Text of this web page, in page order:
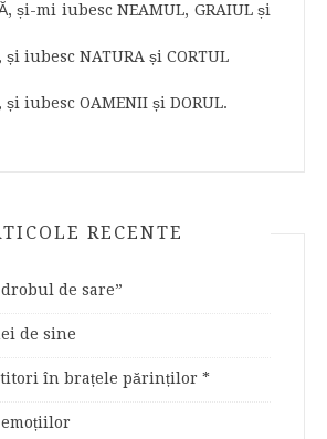
și-mi iubesc NEAMUL, GRAIUL și
și iubesc NATURA și CORTUL
și iubesc OAMENII și DORUL.
RECENTE
de sare”
de sine
în brațele părinților *